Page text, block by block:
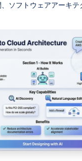
ソフトウェアアーキテ